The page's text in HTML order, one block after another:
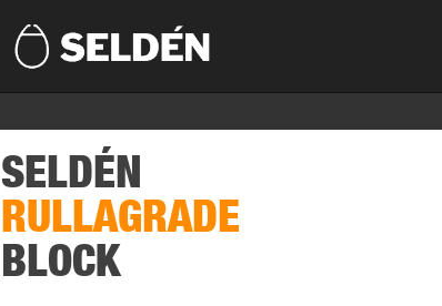
SELDÉN
RULLAGRADE
BLOCK